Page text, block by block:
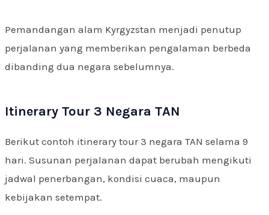
Pemandangan alam Kyrgyzstan menjadi penutup
perjalanan yang memberikan pengalaman berbeda
dibanding dua negara sebelumnya.
Itinerary Tour 3 Negara TAN
Berikut contoh itinerary tour 3 negara TAN selama 9
hari. Susunan perjalanan dapat berubah mengikuti
jadwal penerbangan, kondisi cuaca, maupun
kebijakan setempat.